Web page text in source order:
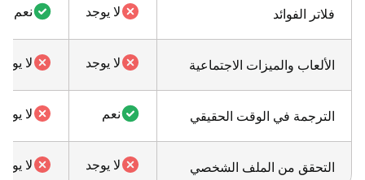
فلاتر الفوائد لا يوجد نعم
الألعاب والميزات الاجتماعية لا يوجد لا
الترجمة في الوقت الحقيقي نعم لا
التحقق من الملف الشخصي لا يوجد لا